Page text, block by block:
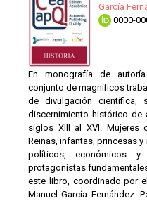
García
0000-
En monografía de
conjunto de magníficos
de divulgación científica,
discernimiento histórico de
siglos XIII al XVI. Mujeres
Reinas, infantas, princesas
políticos, económicos
protagonistas
este libro, coordinado por
Manuel García Fernández.